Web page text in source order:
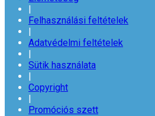
|
Felhasználási feltételek
|
Adatvédelmi feltételek
|
Sütik használata
|
Copyright
|
Promóciós szett